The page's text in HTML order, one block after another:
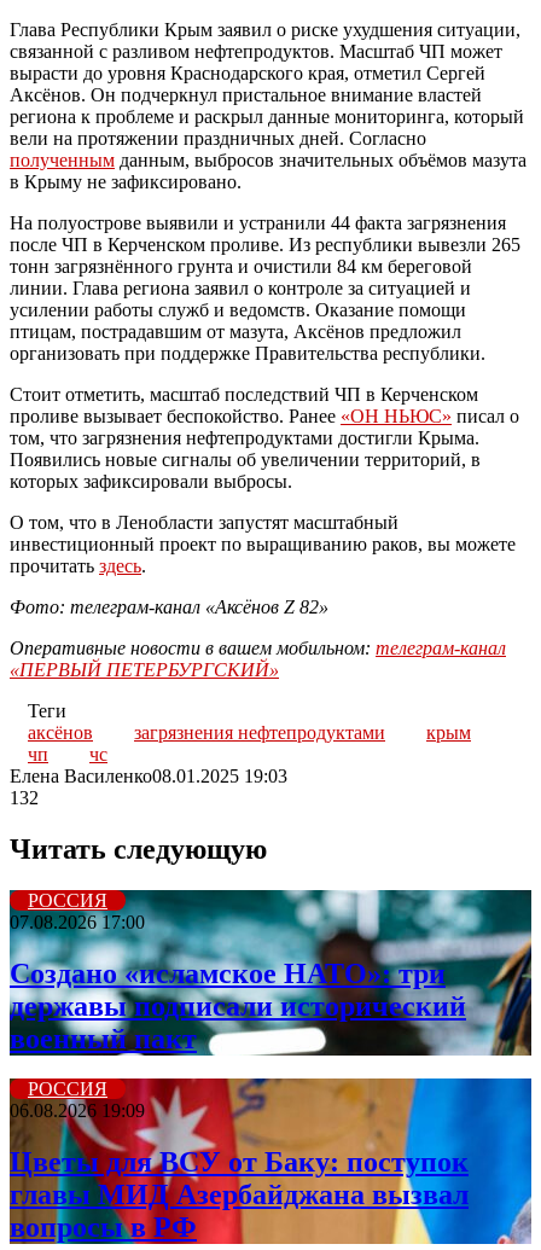
Глава Республики Крым заявил о риске ухудшения ситуации,
связанной с разливом нефтепродуктов. Масштаб ЧП может
вырасти до уровня Краснодарского края, отметил Сергей
Аксёнов. Он подчеркнул пристальное внимание властей
региона к проблеме и раскрыл данные мониторинга, который
вели на протяжении праздничных дней. Согласно
полученным данным, выбросов значительных объёмов мазута
в Крыму не зафиксировано.
На полуострове выявили и устранили 44 факта загрязнения
после ЧП в Керченском проливе. Из республики вывезли 265
тонн загрязнённого грунта и очистили 84 км береговой
линии. Глава региона заявил о контроле за ситуацией и
усилении работы служб и ведомств. Оказание помощи
птицам, пострадавшим от мазута, Аксёнов предложил
организовать при поддержке Правительства республики.
Стоит отметить, масштаб последствий ЧП в Керченском
проливе вызывает беспокойство. Ранее «ОН НЬЮС» писал о
том, что загрязнения нефтепродуктами достигли Крыма.
Появились новые сигналы об увеличении территорий, в
которых зафиксировали выбросы.
О том, что в Ленобласти запустят масштабный
инвестиционный проект по выращиванию раков, вы можете
прочитать здесь.
Фото: телеграм-канал «Аксёнов Z 82»
Оперативные новости в вашем мобильном: телеграм-канал
«ПЕРВЫЙ ПЕТЕРБУРГСКИЙ»
Теги
аксёнов
загрязнения нефтепродуктами
крым
чп
чс
Елена Василенко08.01.2025 19:03
132
Читать следующую
РОССИЯ
07.08.2026 17:00
Создано «исламское НАТО»: три
державы подписали исторический
военный пакт
РОССИЯ
06.08.2026 19:09
Цветы для ВСУ от Баку: поступок
главы МИД Азербайджана вызвал
вопросы в РФ